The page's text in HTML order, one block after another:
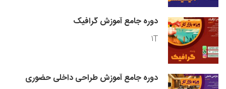
دوره جامع آموزش گرافیک
1T
دوره جامع آموزش طراحی داخلی حضوری